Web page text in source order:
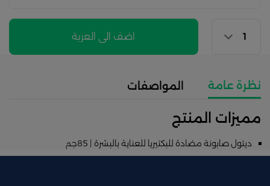
اضف الى العربة
نظرة عامة المواصفات
مميزات المنتج
ديتول صابونة مضادة للبكتيريا للعناية بالبشرة | 85جم